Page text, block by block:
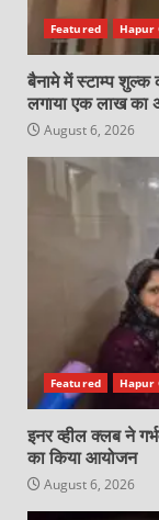
Featured Hapur
बैनामे में स्टाम्प
लगाया एक लाख का
August 6, 2026
Featured Hapur
इनर व्हील क्लब ने
का किया आयोजन
August 6, 2026